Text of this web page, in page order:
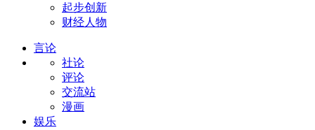
起步创新
财经人物
言论
社论
评论
交流站
漫画
娱乐